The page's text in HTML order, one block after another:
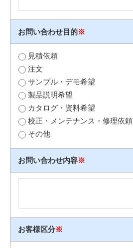
お問い合わせ目的※
見積依頼
注文
サンプル・デモ希望
製品説明希望
カタログ・資料希望
校正・メンテナンス・修理依頼
その他
お問い合わせ内容※
お客様区分※